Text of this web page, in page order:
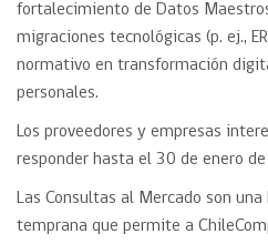
fortalecimiento de Datos
migraciones tecnológicas (p. ej.,
normativo en transformación
personales.
Los proveedores y empresas
responder hasta el 30 de enero
Las Consultas al Mercado son
temprana que permite a